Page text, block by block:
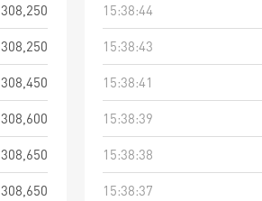
308,250
308,250
308,450
308,600
308,650
308,650
15:38:44
15:38:43
15:38:41
15:38:39
15:38:38
15:38:37